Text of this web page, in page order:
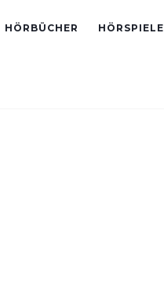
HÖRBÜCHER HÖRSPIELE